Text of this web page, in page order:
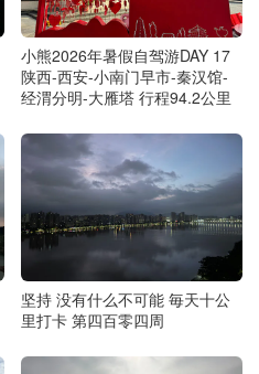
小熊2026年暑假自驾游DAY 17
陕西-西安-小南门早市-秦汉馆-
经渭分明-大雁塔 行程94.2公里
坚持 没有什么不可能 毎天十公
里打卡 第四百零四周